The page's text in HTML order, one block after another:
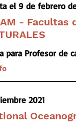
el 9 de febrero
- Facultas
para Profesor de
2021